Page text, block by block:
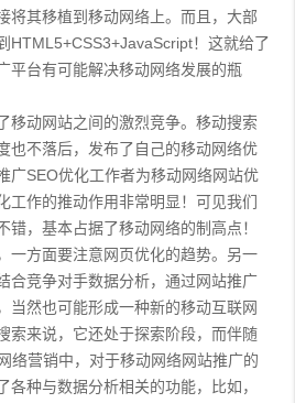
将其移植到移动网络上。而且，大部
HTML5+CSS3+JavaScript！这就给了
平台有可能解决移动网络发展的瓶
移动网站之间的激烈竞争。移动搜索
也不落后，发布了自己的移动网络优
广SEO优化工作者为移动网络网站优
工作的推动作用非常明显！可见我们
错，基本占据了移动网络的制高点！
一方面要注意网页优化的趋势。另一
合竞争对手数据分析，通过网站推广
当然也可能形成一种新的移动互联网
索来说，它还处于探索阶段，而伴随
络营销中，对于移动网络网站推广的
各种与数据分析相关的功能，比如，